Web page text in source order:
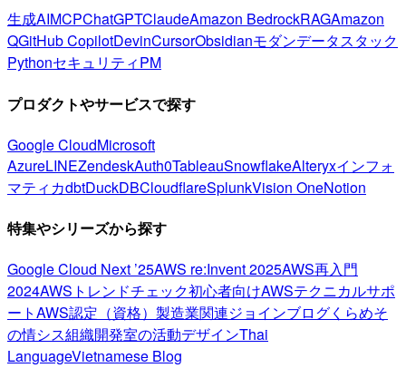
生成AIMCPChatGPTClaudeAmazon BedrockRAGAmazon
QGitHub CopilotDevinCursorObsidianモダンデータスタック
PythonセキュリティPM
プロダクトやサービスで探す
Google CloudMicrosoft
AzureLINEZendeskAuth0TableauSnowflakeAlteryxインフォ
マティカdbtDuckDBCloudflareSplunkVision OneNotion
特集やシリーズから探す
Google Cloud Next ’25AWS re:Invent 2025AWS再入門
2024AWSトレンドチェック初心者向けAWSテクニカルサポ
ートAWS認定（資格） 製造業関連ジョインブログくらめそ
の情シス組織開発室の活動デザインThai
LanguageVietnamese Blog